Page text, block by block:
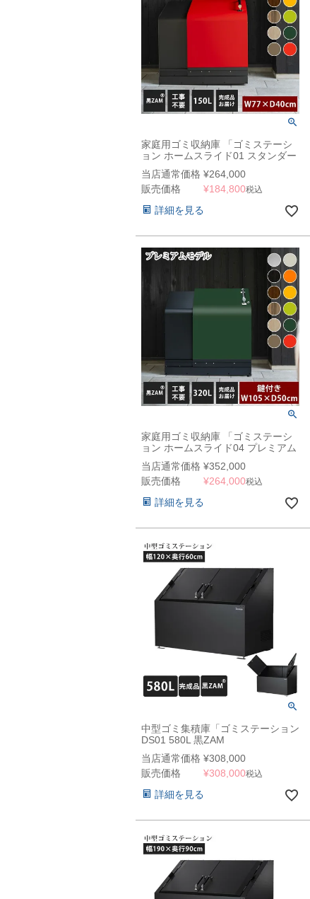
家庭用ゴミ収納庫 「ゴミステーシ
ョン ホームスライド01 スタンダー
ドモデル 黒ZAM 150L」 （SG）
当店通常価格 ¥264,000
販売価格
¥184,800税込
詳細を見る
家庭用ゴミ収納庫 「ゴミステーシ
ョン ホームスライド04 プレミアム
モデル 黒ZAM 320L」 （YHC）
当店通常価格 ¥352,000
販売価格
¥264,000税込
詳細を見る
中型ゴミ集積庫「ゴミステーション
DS01 580L 黒ZAM
W1200×D600×H1000mm」
（YHC）
当店通常価格 ¥308,000
販売価格
¥308,000税込
詳細を見る